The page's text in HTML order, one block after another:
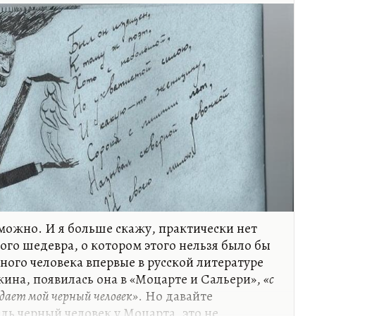
романа.
всех влюбленностей Маяковского эта была,
перспективной. Вот если бы тогда Мария
чуть более чутка, может быть, они
И я больше скажу, практически нет
шедевра, о котором этого нельзя было бы
человека впервые в русской литературе
появилась она в «Моцарте и Сальери»,«с
мой черный человек». Но давайте